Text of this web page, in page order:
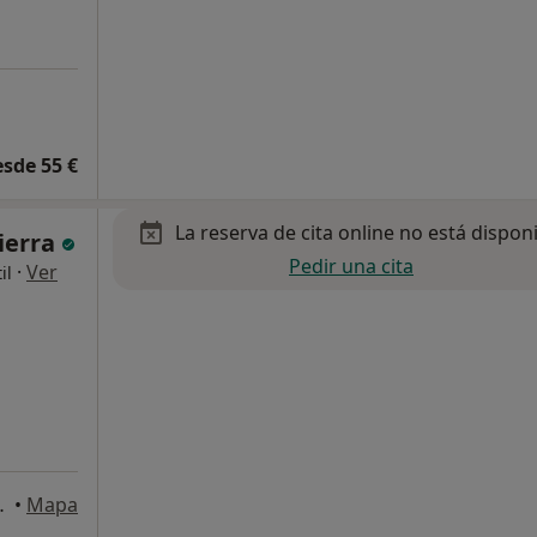
55 €
· Ver
la Vega • Mapa
La reserva de cita online no está
Pedir una cita